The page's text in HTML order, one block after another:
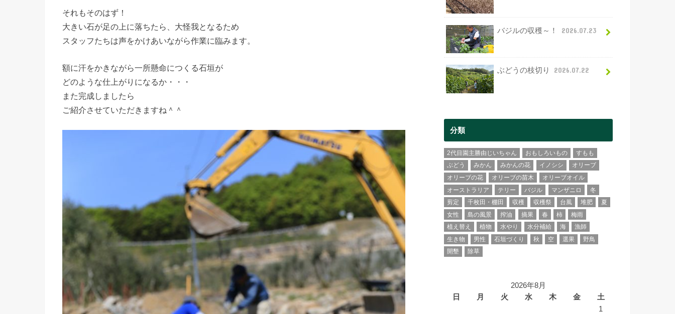
それもそのはず！
大きい石が足の上に落ちたら、大怪我となるため
スタッフたちは声をかけあいながら作業に臨みます。
額に汗をかきながら一所懸命につくる石垣が
どのような仕上がりになるか・・・
また完成しましたら
ご紹介させていただきますね＾＾
バジルの収穫～！ 2026.07.23
ぶどうの枝切り 2026.07.22
分類
2代目園主勝由じいちゃん おもしろいもの
すもも
ぶどう
みかん みかんの花 イノシシ
オリーブ
オリーブの花
オリーブの苗木
オリーブオイル
オーストラリア
テリー バジル マンザニロ
冬
剪定
千枚田・棚田 収穫 収穫祭 台風 堆肥
夏
女性
島の風景 搾油 摘果 春 柿
梅雨
植え替え
植物 水やり 水分補給 海
漁師
生き物
男性 石垣づくり 秋 空 選果
野鳥
開墾
除草
2026年8月
日
月 火 水 木 金 土
1